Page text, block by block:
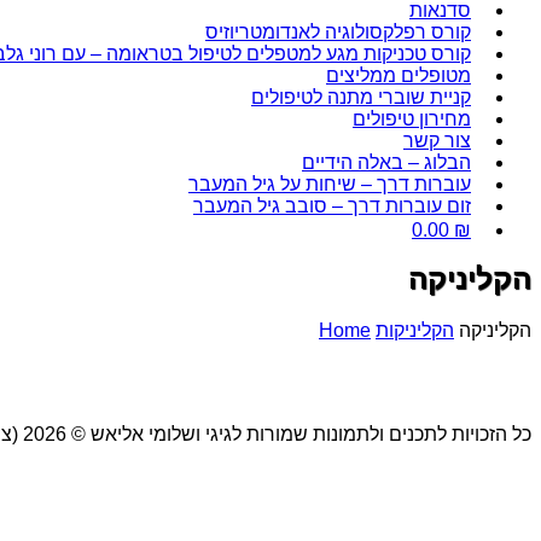
סדנאות
קורס רפלקסולוגיה לאנדומטריוזיס
קורס טכניקות מגע למטפלים לטיפול בטראומה – עם רוני
מטופלים ממליצים
קניית שוברי מתנה לטיפולים
מחירון טיפולים
צור קשר
הבלוג – באלה הידיים
עוברות דרך – שיחות על גיל המעבר
זום עוברות דרך – סובב גיל המעבר
0.00 ₪
הקליניקה
הקליניקה הקליניקות Home
כל הזכויות לתכנים ולתמונות שמורות לגיגי ושלומי אליאש © 2026 (צילמה אלונה להב)